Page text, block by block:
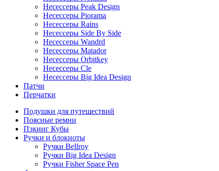
Несессеры Peak Design
Несессеры Piorama
Несессеры Rains
Несессеры Side By Side
Несессеры Wandrd
Несессеры Matador
Несессеры Orbitkey
Несессеры Cle
Несессеры Big Idea Design
Патчи
Перчатки
Подушки для путешествий
Поясные ремни
Пэкинг Кубы
Ручки и блокноты
Ручки Bellroy
Ручки Big Idea Design
Ручки Fisher Space Pen